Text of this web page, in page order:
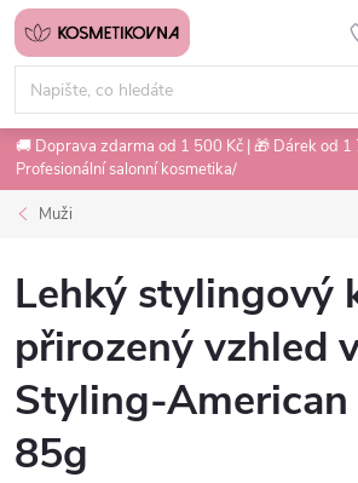
Přejít
obsah
🚚 Doprava zdarma od 1 500 Kč | 🎁 Dárek od 1
Profesionální salonní kosmetika/
Muži
Lehký stylingový
přirozený vzhled
Styling-
85g